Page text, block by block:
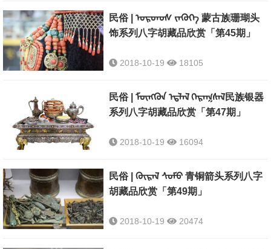
ᠬᠠᠷᠠᠵᠦ ᠪᠣᠯᠤᠨ᠎ᠠ᠃ ‍
民俗 | ᠤᠷᠳᠥᠰ ᠵᠡᠭᠥᠭᠡ 蒙古族珊瑚头
饰系列八字胡藏品欣赏「第45期」
2018-10-19 18105
民俗 | ᠮᠥᠩᠭᠦᠨ ᠡᠲᠯᠡᠯ ᠬᠡᠷᠡᠭᠰᠡᠯ民族银器
系列八字胡藏品欣赏「第47期」
2018-10-19 16094
民俗 | ᠭᠦᠷᠡᠯ ᠰᠤᠮᠤ 青铜箭头系列八字
胡藏品欣赏「第49期」
2018-10-19 20474